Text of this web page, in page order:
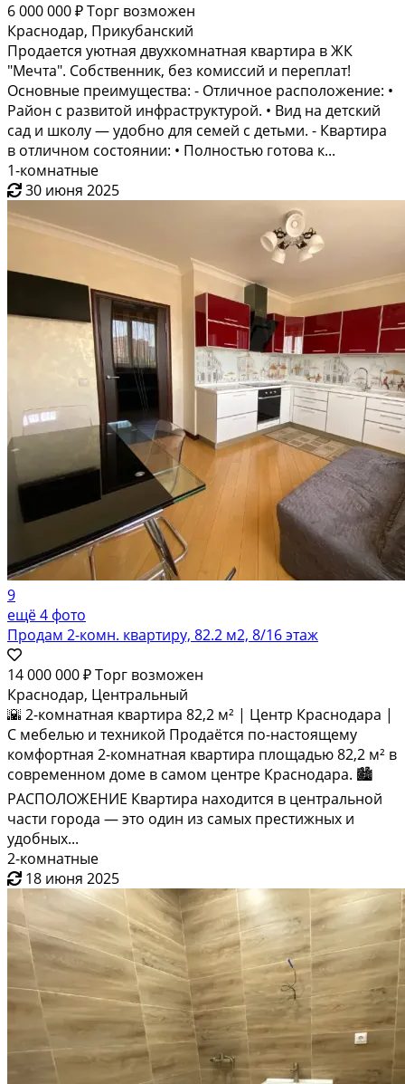
6 000 000 ₽Торг возможен
Краснодар, Прикубанский
Продается уютная двухкомнатная квартира в ЖК
"Мечта". Собственник, без комиссий и переплат!
Основные преимущества: - Отличное расположение: •
Район с развитой инфраструктурой. • Вид на детский
сад и школу — удобно для семей с детьми. - Квартира
в отличном состоянии: • Полностью готова к...
1-комнатные
30 июня 2025
9
ещё 4 фото
Продам 2-комн. квартиру, 82.2 м2, 8/16 этаж
14 000 000 ₽Торг возможен
Краснодар, Центральный
🌇 2-комнатная квартира 82,2 м² | Центр Краснодара |
С мебелью и техникой Продаётся по-настоящему
комфортная 2-комнатная квартира площадью 82,2 м² в
современном доме в самом центре Краснодара. 🏙
РАСПОЛОЖЕНИЕ Квартира находится в центральной
части города — это один из самых престижных и
удобных...
2-комнатные
18 июня 2025